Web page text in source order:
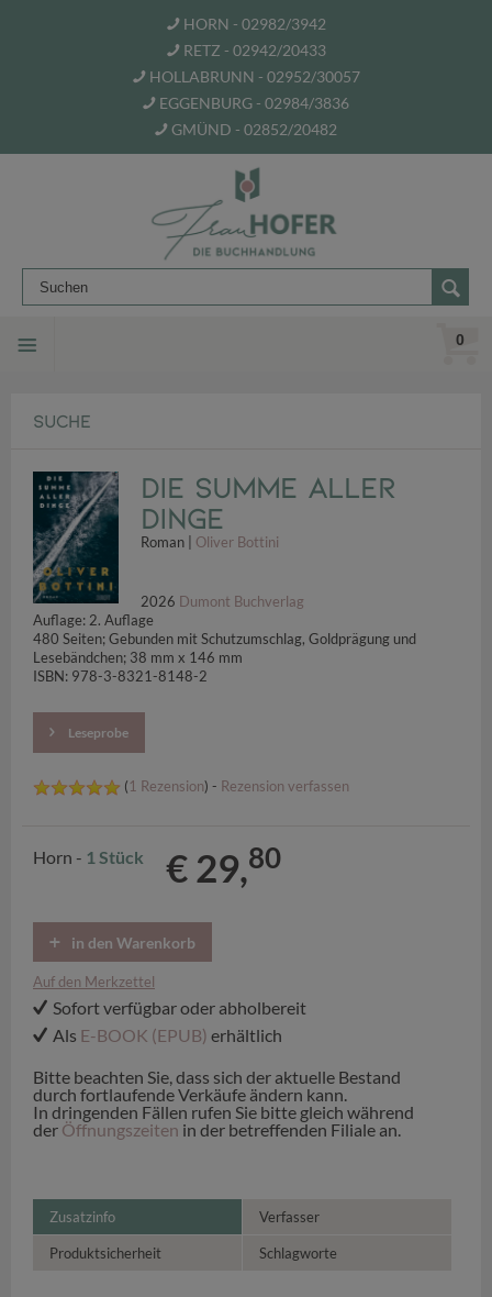
HORN - 02982/3942
RETZ - 02942/20433
HOLLABRUNN - 02952/30057
EGGENBURG - 02984/3836
GMÜND - 02852/20482
0
SUCHE
Die Summe aller
Dinge
Roman | Oliver Bottini
2026 Dumont Buchverlag
Auflage: 2. Auflage
480 Seiten; Gebunden mit Schutzumschlag, Goldprägung und
Lesebändchen; 38 mm x 146 mm
ISBN: 978-3-8321-8148-2
Leseprobe
(1 Rezension) - Rezension verfassen
Horn - 1 Stück € 29,80
in den Warenkorb
Auf den Merkzettel
Sofort verfügbar oder abholbereit
Als E-BOOK (EPUB) erhältlich
Bitte beachten Sie, dass sich der aktuelle Bestand
durch fortlaufende Verkäufe ändern kann.
In dringenden Fällen rufen Sie bitte gleich während
der Öffnungszeiten in der betreffenden Filiale an.
Zusatzinfo Verfasser
Produktsicherheit Schlagworte